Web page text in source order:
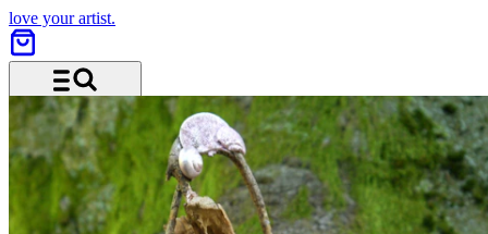
love your artist.
Menu and search